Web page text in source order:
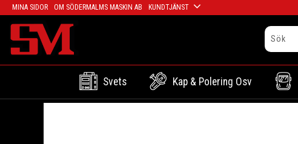
MINA SIDOR OM SÖDERMALMS MASKIN AB KUNDTJÄNST
Svets Kap & Polering Osv